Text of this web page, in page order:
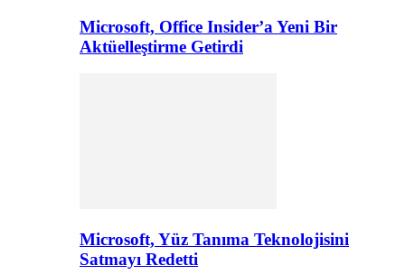
Microsoft, Office Insider’a Yeni Bir
Aktüelleştirme Getirdi
Microsoft, Yüz Tanıma Teknolojisini
Satmayı Redetti